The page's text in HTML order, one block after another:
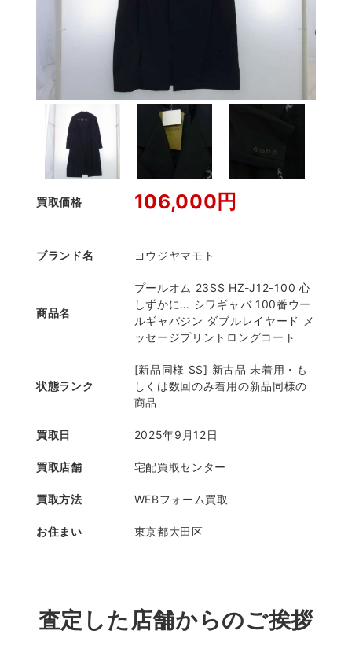
買取価格 106,000円
ブランド名 ヨウジヤマモト
商品名
プールオム 23SS HZ-J12-100 心
しずかに… シワギャバ 100番ウー
ルギャバジン ダブルレイヤード メ
ッセージプリントロングコート
状態ランク
[新品同様 SS] 新古品 未着用・も
しくは数回のみ着用の新品同様の
商品
買取日 2025年9月12日
買取店舗 宅配買取センター
買取方法 WEBフォーム買取
お住まい 東京都大田区
査定した店舗からのご挨拶